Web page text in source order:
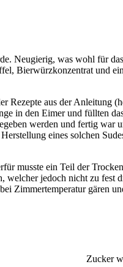
Neugierig, was wohl für
Bierwürzkonzentrat und
Rezepte aus der Anleitung
in den Eimer und füllten
werden und fertig war
eines solchen
musste ein Teil der
jedoch nicht zu fest
Zimmertemperatur gären
Zucker